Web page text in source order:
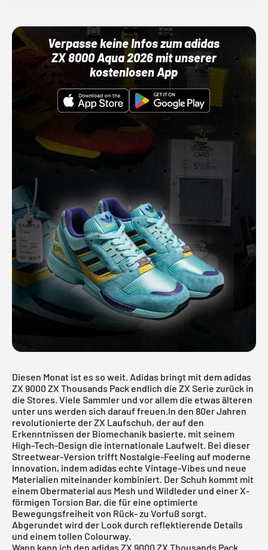
Verpasse keine Infos zum adidas
ZX 8000 Aqua 2026 mit unserer
kostenlosen App
Diesen Monat ist es so weit. Adidas bringt mit dem adidas
ZX 9000 ZX Thousands Pack endlich die ZX Serie zurück in
die Stores. Viele Sammler und vor allem die etwas älteren
unter uns werden sich darauf freuen.In den 80er Jahren
revolutionierte der ZX Laufschuh, der auf den
Erkenntnissen der Biomechanik basierte, mit seinem
High-Tech-Design die internationale Laufwelt. Bei dieser
Streetwear-Version trifft Nostalgie-Feeling auf moderne
Innovation, indem adidas echte Vintage-Vibes und neue
Materialien miteinander kombiniert. Der Schuh kommt mit
einem Obermaterial aus Mesh und Wildleder und einer X-
förmigen Torsion Bar, die für eine optimierte
Bewegungsfreiheit von Rück- zu Vorfuß sorgt.
Abgerundet wird der Look durch reflektierende Details
und einem tollen Colourway.
Wann kann ich den adidas ZX 9000 ZX Thousands Pack